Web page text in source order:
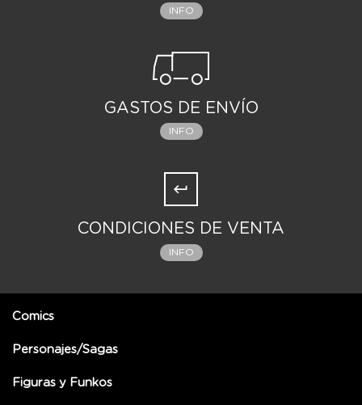
INFO
GASTOS DE ENVÍO
INFO
CONDICIONES DE VENTA
INFO
Comics
Personajes/Sagas
Figuras y Funkos